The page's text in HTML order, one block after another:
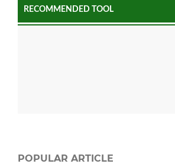
RECOMMENDED TOOL
POPULAR ARTICLE